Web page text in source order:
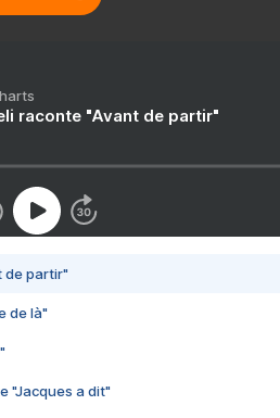
raconte "Avant de partir"
de partir"
de là"
"Jacques a dit"